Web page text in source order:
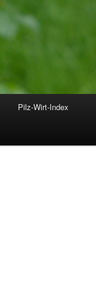
Pilz-Wirt-Index